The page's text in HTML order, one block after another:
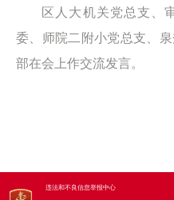
区人大机关党总支、
委、师院二附小党总支、
部在会上作交流发言。
违法和不良信息举报中心